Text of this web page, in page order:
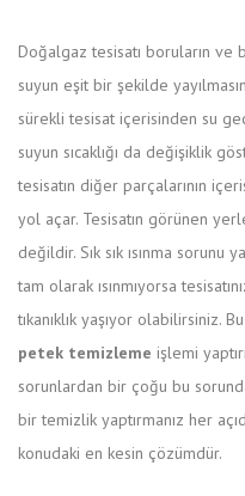
Doğalgaz tesisatı boruların ve
suyun eşit bir şekilde
sürekli tesisat içerisinden su
suyun sıcaklığı da değişiklik
tesisatın diğer parçalarının
yol açar. Tesisatın görünen
değildir. Sık sık ısınma
tam olarak ısınmıyorsa
tıkanıklık yaşıyor olabilirsiniz.
petek temizleme işlemi
sorunlardan bir çoğu bu
bir temizlik yaptırmanız her
konudaki en kesin çözümdür.